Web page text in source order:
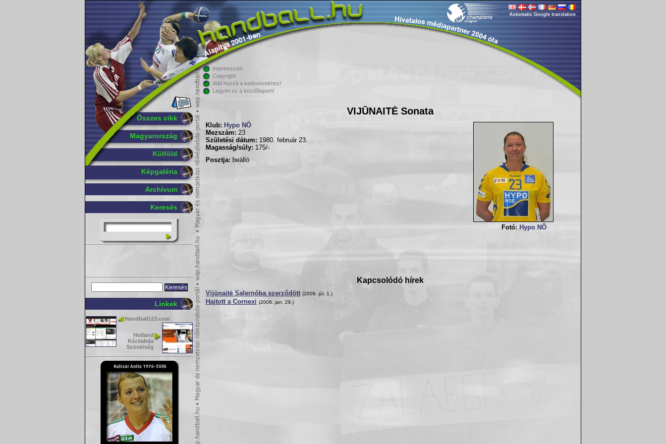
Összes cikk
Magyarország
Külföld
Képgaléria
Archívum
Keresés
Linkek
Handball123.com
Holland
Kézilabda
Szövetség
Automatic Google translation
Impresszum
Copyright
Add hozzá a kedvencekhez!
Legyen ez a kezdőlapom!
VIJŪNAITĖ Sonata
Klub: Hypo NÖ
Mezszám: 23
Születési dátum: 1980. február 23.
Magasság/súly: 175/-
Posztja: beálló
Fotó: Hypo NÖ
Kapcsolódó hírek
Vijūnaitė Salernóba szerződött (2009. júl. 1.)
Hajtott a Cornexi (2006. jan. 29.)